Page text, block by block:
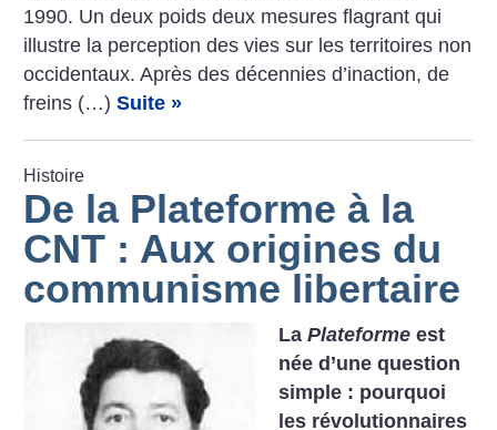
1990. Un deux poids deux mesures flagrant qui
illustre la perception des vies sur les territoires non
occidentaux. Après des décennies d’inaction, de
freins (…)Suite »
Histoire
De la Plateforme à la
CNT : Aux origines du
communisme libertaire
LaPlateforme est
née d’une question
simple : pourquoi
les révolutionnaires